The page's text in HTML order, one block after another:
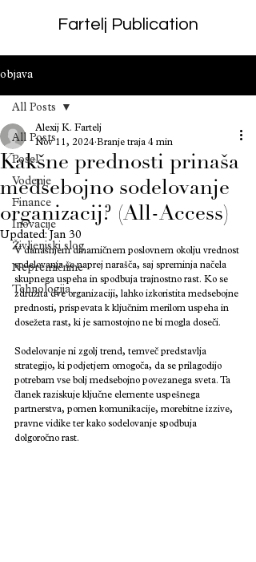
Fartelj Publication
objava
All Posts
Posel
Vodenje
Finance
Inovacije
Življenjski slog
Nepremičnine
Tehnologija
All Posts
Kakšne prednosti prinaša
medsebojno sodelovanje
organizacij? (All-Access)
Alexij K. Fartelj
Nov 11, 2024 Branje traja 4 min
Updated: Jan 30
V današnjem dinamičnem poslovnem okolju vrednost
sodelovanja še naprej narašča, saj spreminja načela
skupnega uspeha in spodbuja trajnostno rast. Ko se
združita dve organizaciji, lahko izkoristita medsebojne
prednosti, prispevata k ključnim merilom uspeha in
dosežeta rast, ki je samostojno ne bi mogla doseči.
Sodelovanje ni zgolj trend, temveč predstavlja
strategijo, ki podjetjem omogoča, da se prilagodijo
potrebam vse bolj medsebojno povezanega sveta. Ta
članek raziskuje ključne elemente uspešnega
partnerstva, pomen komunikacije, morebitne izzive,
pravne vidike ter kako sodelovanje spodbuja
dolgoročno rast.